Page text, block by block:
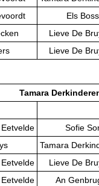
Els
Lieve De
Lieve De
Tamara
Sofie
Tamara
Lieve De
An